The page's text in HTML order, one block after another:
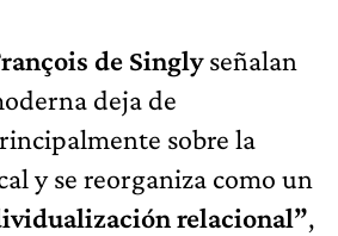
de Singlyseñalan
deja de
sobre la
y se reorganiza como un
relacional”,